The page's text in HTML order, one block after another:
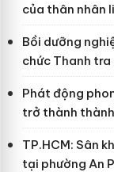
của thân nhân
Bồi dưỡng
chức Thanh tra
Phát động
trở thành
TP.HCM: Sân
tại phường An